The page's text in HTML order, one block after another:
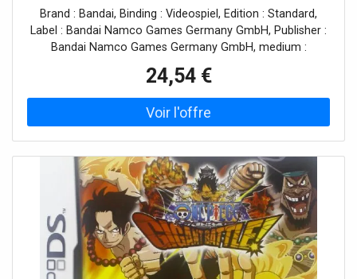
Brand : Bandai, Binding : Videospiel, Edition : Standard,
Label : Bandai Namco Games Germany GmbH, Publisher :
Bandai Namco Games Germany GmbH, medium :
24,54 €